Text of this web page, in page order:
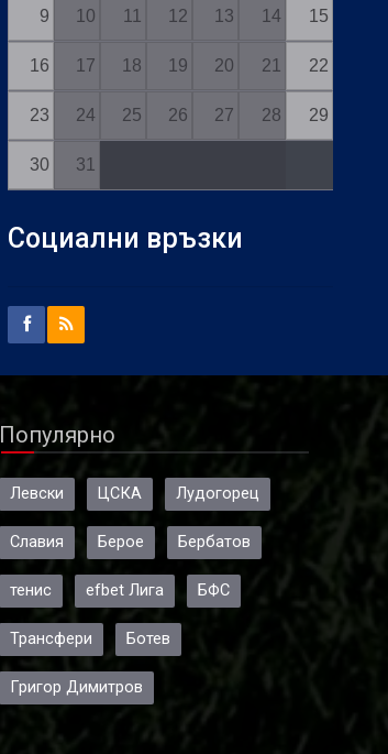
9 10 11 12 13 14 15
16 17 18 19 20 21 22
23 24 25 26 27 28 29
30 31
Социални връзки
Популярно
Левски ЦСКА Лудогорец
Славия Берое Бербатов
тенис efbet Лига БФС
Трансфери Ботев
Григор Димитров